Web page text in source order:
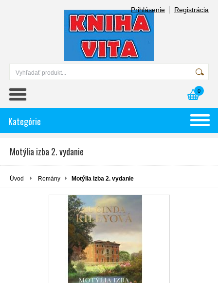
Prihlásenie Registrácia
0
Kategórie
Motýlia izba 2. vydanie
Úvod Romány Motýlia izba 2. vydanie